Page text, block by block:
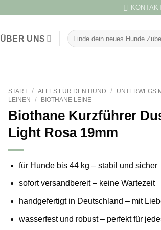
ÜBER UNS
Suchen
nach:
START / ALLES FÜR DEN HUND / UNTERWEGS
LEINEN / BIOTHANE LEINE
Biothane Kurzführer
Light Rosa 19mm
für Hunde bis 44 kg – stabil und sicher
sofort versandbereit – keine Wartezeit
handgefertigt in Deutschland – mit
wasserfest und robust – perfekt für